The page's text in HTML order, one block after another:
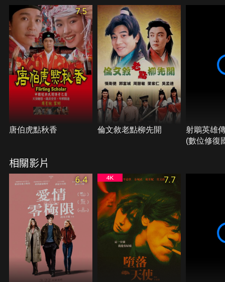
人生故事，一樣迷離怪誕的愛情夢，葛民輝用他獨特
的「初戀」觀點，打造出一部刻骨銘心的愛情電影。
7.5
唐伯虎點秋香 倫文敘老點柳先開
射鵰英雄
(數位修復
相關影片
6.4 7.7